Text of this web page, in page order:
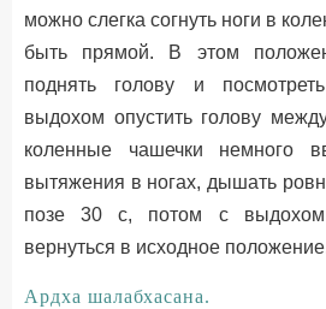
можно слегка согнуть ноги в
быть прямой. В этом
поднять голову и
выдохом опустить голову
коленные чашечки немного
вытяжения в ногах, дышать
позе 30 с, потом с выдохом
вернуться в исходное
Ардха шалабхасана.